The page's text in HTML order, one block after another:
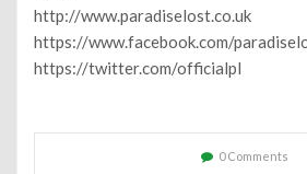
http://www.paradiselost.co.uk
https://www.facebook.com/
https://twitter.com/officialpl
0 Comments